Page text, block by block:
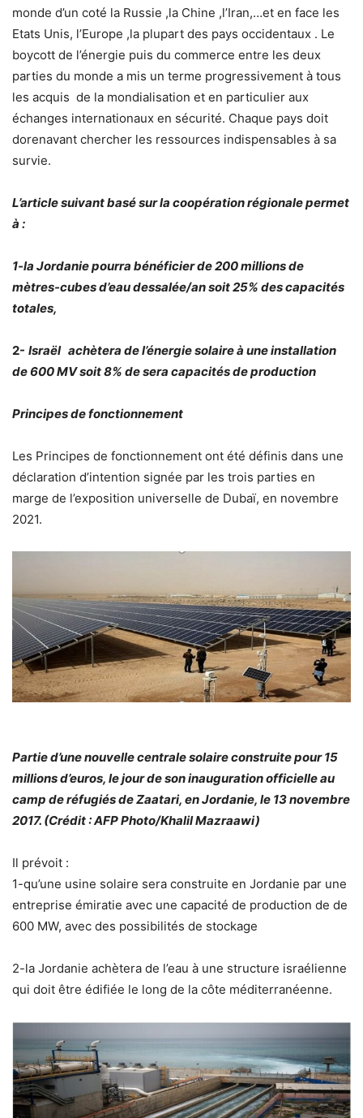
monde d’un coté la Russie ,la Chine ,l’Iran,…et en face les
Etats Unis, l’Europe ,la plupart des pays occidentaux . Le
boycott de l’énergie puis du commerce entre les deux
parties du monde a mis un terme progressivement à tous
les acquis de la mondialisation et en particulier aux
échanges internationaux en sécurité. Chaque pays doit
dorenavant chercher les ressources indispensables à sa
survie.
L’article suivant basé sur la coopération régionale permet
à :
1-la Jordanie pourra bénéficier de 200 millions de
mètres-cubes d’eau dessalée/an soit 25% des capacités
totales,
2- Israël achètera de l’énergie solaire à une installation
de 600 MV soit 8% de sera capacités de production
Principes de fonctionnement
Les Principes de fonctionnement ont été définis dans une
déclaration d’intention signée par les trois parties en
marge de l’exposition universelle de Dubaï, en novembre
2021.
Partie d’une nouvelle centrale solaire construite pour 15
millions d’euros, le jour de son inauguration officielle au
camp de réfugiés de Zaatari, en Jordanie, le 13 novembre
2017. (Crédit : AFP Photo/Khalil Mazraawi)
Il prévoit :
1-qu’une usine solaire sera construite en Jordanie par une
entreprise émiratie avec une capacité de production de de
600 MW, avec des possibilités de stockage
2-la Jordanie achètera de l’eau à une structure israélienne
qui doit être édifiée le long de la côte méditerranéenne.